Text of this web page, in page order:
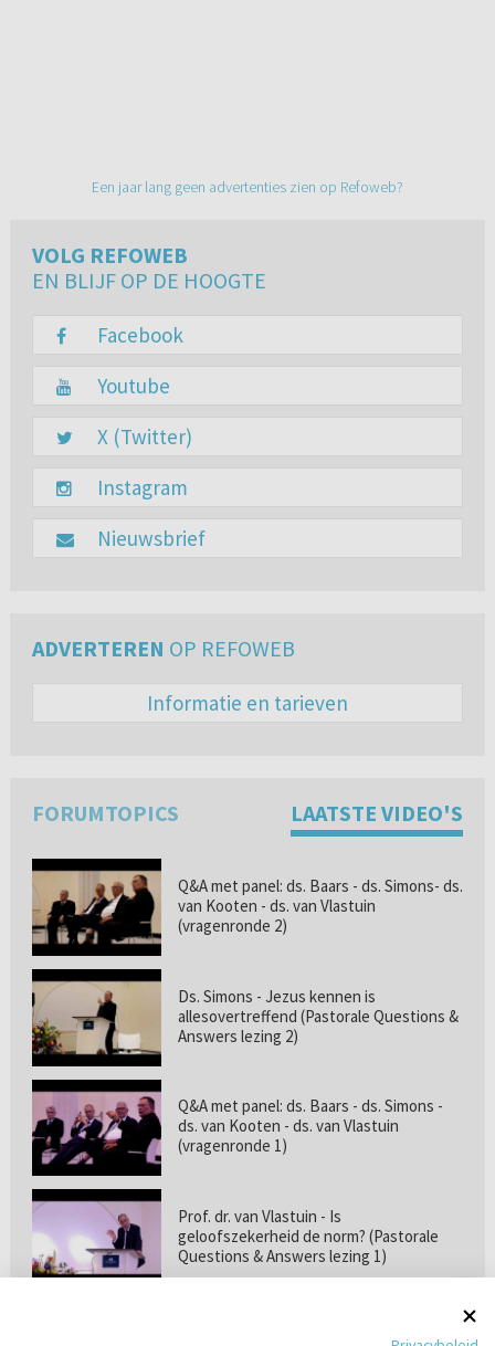
Een jaar lang geen advertenties zien op Refoweb?
VOLG REFOWEB
EN BLIJF OP DE HOOGTE
Facebook
Youtube
X (Twitter)
Instagram
Nieuwsbrief
ADVERTEREN OP REFOWEB
Informatie en tarieven
FORUMTOPICS LAATSTE VIDEO'S
Q&A met panel: ds. Baars - ds. Simons- ds.
van Kooten - ds. van Vlastuin
(vragenronde 2)
Ds. Simons - Jezus kennen is
allesovertreffend (Pastorale Questions &
Answers lezing 2)
Q&A met panel: ds. Baars - ds. Simons -
ds. van Kooten - ds. van Vlastuin
(vragenronde 1)
Prof. dr. van Vlastuin - Is
geloofszekerheid de norm? (Pastorale
Questions & Answers lezing 1)